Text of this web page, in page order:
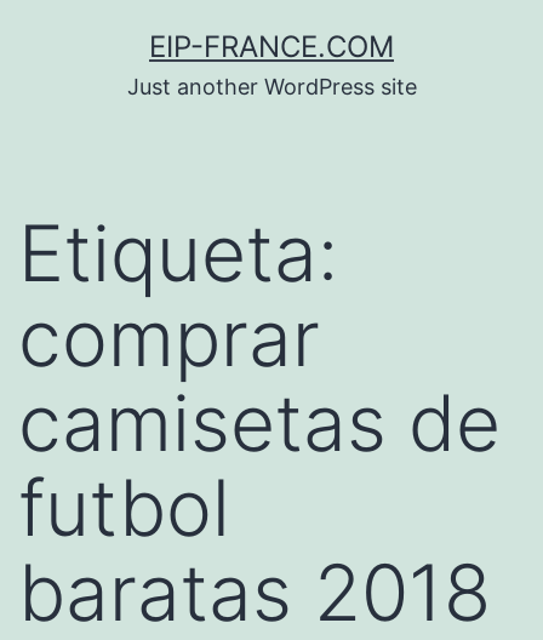
EIP-FRANCE.COM
Just another WordPress site
Etiqueta:
comprar
camisetas de
futbol
baratas 2018